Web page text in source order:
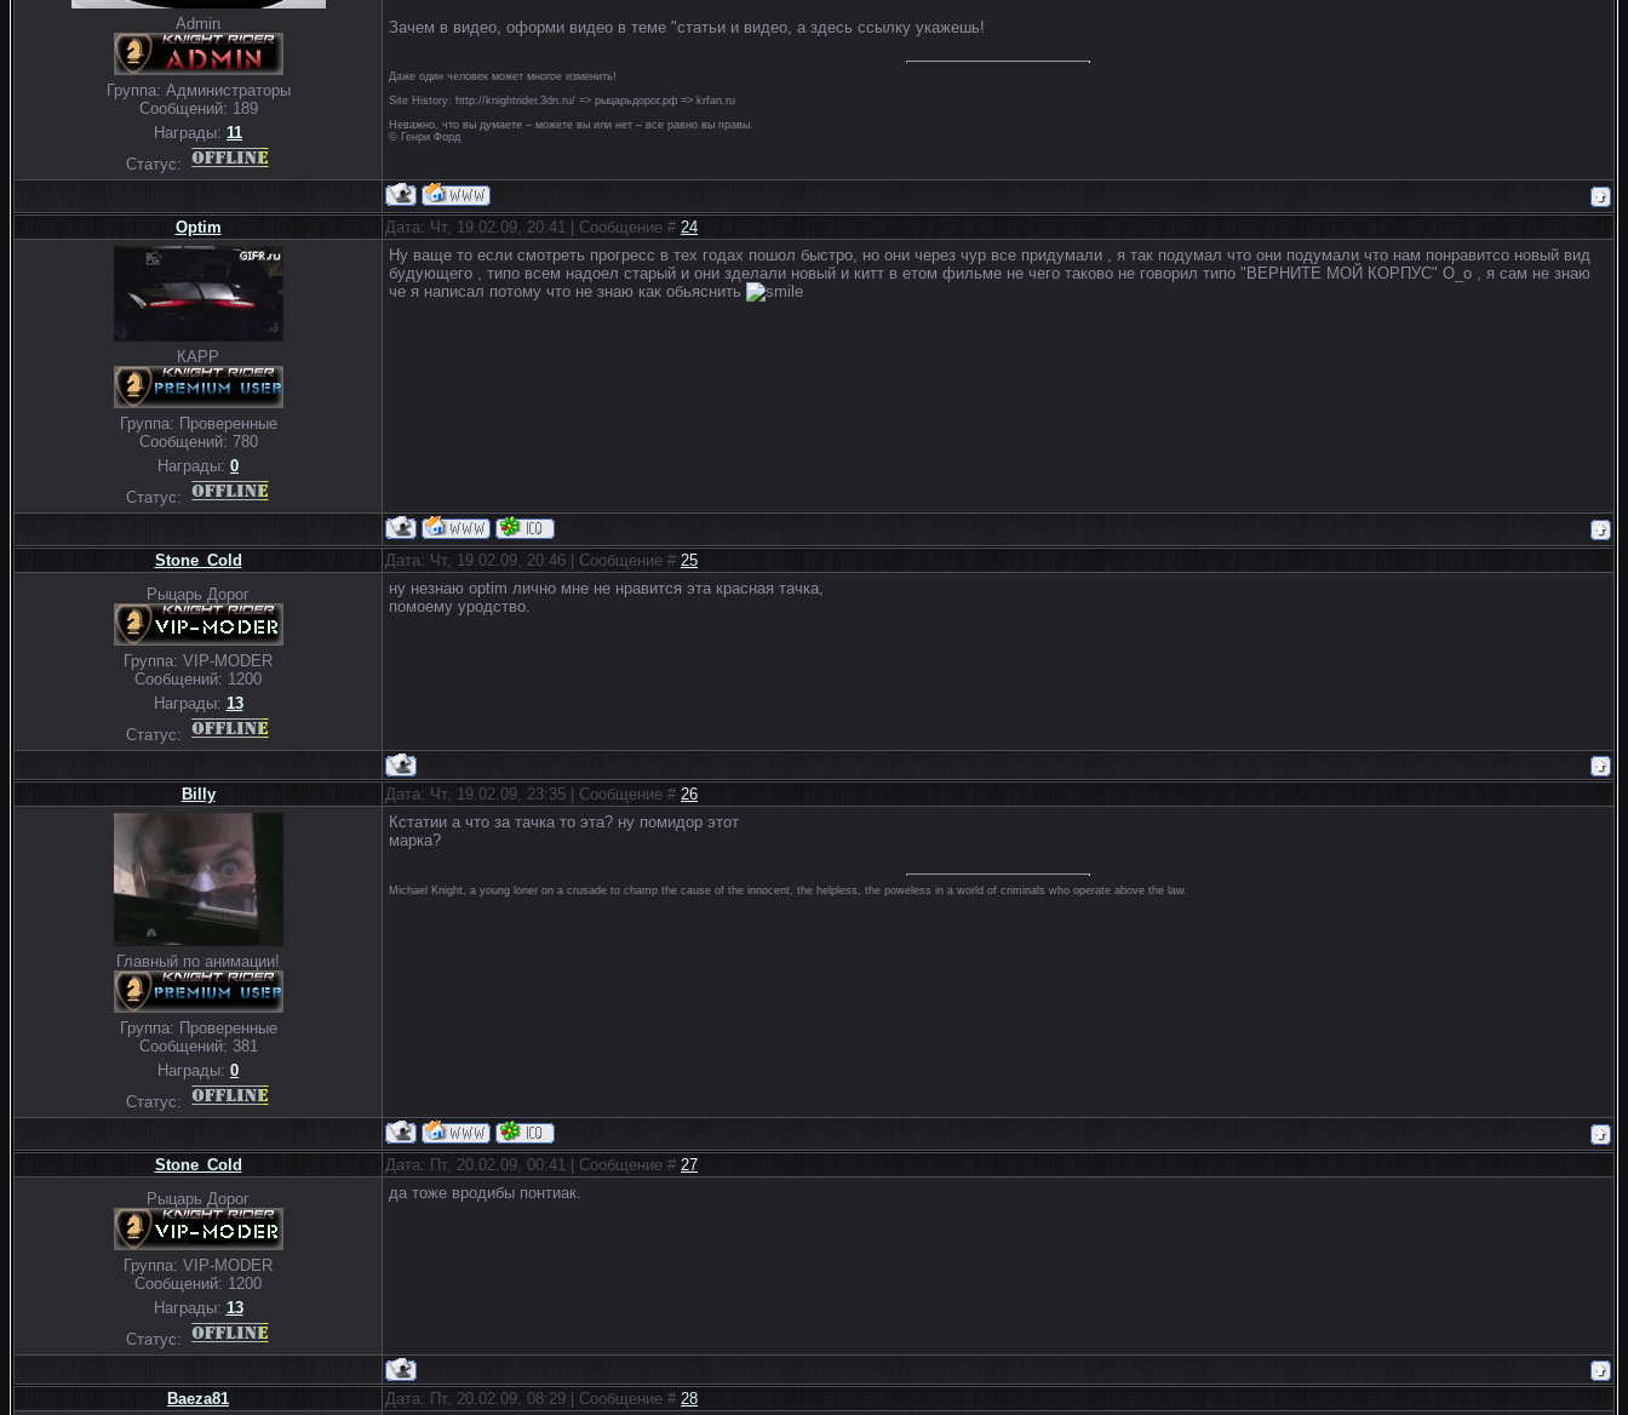
Admin
Группа: Администраторы
Сообщений: 189
Награды: 11
Статус:
Зачем в видео, оформи видео в теме "статьи и видео, а здесь ссылку укажешь!
Даже один человек может многое изменить!
Site History: http://knightrider.3dn.ru/ => рыцарьдорог.рф => krfan.ru
Неважно, что вы думаете – можете вы или нет – все равно вы правы.
© Генри Форд
Optim Дата: Чт, 19.02.09, 20:41 | Сообщение # 24
КАРР
Группа: Проверенные
Сообщений: 780
Награды: 0
Статус:
Ну ваще то если смотреть прогресс в тех годах пошол быстро, но они через чур все придумали , я так подумал что они подумали что нам понравитсо новый вид
будующего , типо всем надоел старый и они зделали новый и китт в етом фильме не чего таково не говорил типо "ВЕРНИТЕ МОЙ КОРПУС" О_о , я сам не знаю
че я написал потому что не знаю как обьяснить
Stone_Cold Дата: Чт, 19.02.09, 20:46 | Сообщение # 25
Рыцарь Дорог
Группа: VIP-MODER
Сообщений: 1200
Награды: 13
Статус:
ну незнаю optim лично мне не нравится эта красная тачка,
помоему уродство.
Billy Дата: Чт, 19.02.09, 23:35 | Сообщение # 26
Главный по анимации!
Группа: Проверенные
Сообщений: 381
Награды: 0
Статус:
Кстатии а что за тачка то эта? ну помидор этот
марка?
Michael Knight, a young loner on a crusade to champ the cause of the innocent, the helpless, the poweless in a world of criminals who operate above the law.
Stone_Cold Дата: Пт, 20.02.09, 00:41 | Сообщение # 27
Рыцарь Дорог
Группа: VIP-MODER
Сообщений: 1200
Награды: 13
Статус:
да тоже вродибы понтиак.
Baeza81 Дата: Пт, 20.02.09, 08:29 | Сообщение # 28